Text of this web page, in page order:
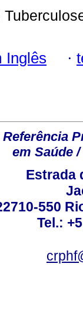
Inglês ·
em Saúde
Estrada
550
Tel.: